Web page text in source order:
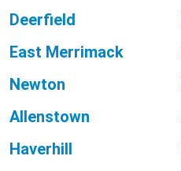
Deerfield
East Merrimack
Newton
Allenstown
Haverhill